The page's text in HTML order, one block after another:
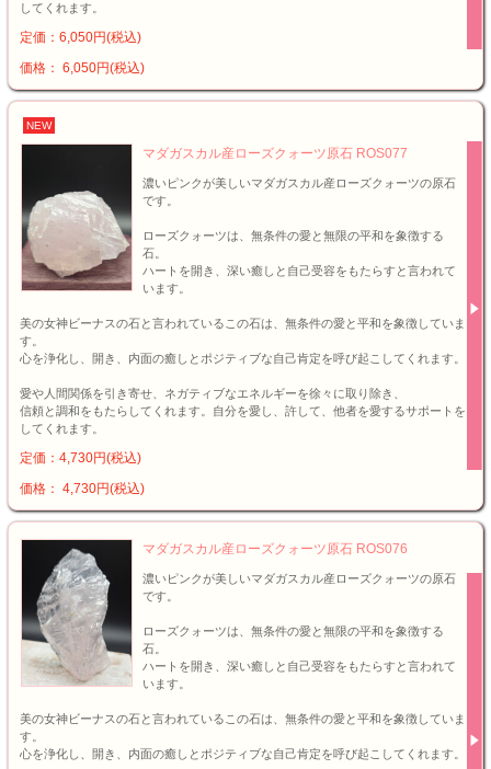
してくれます。
定価：6,050円(税込)
価格： 6,050円(税込)
NEW
マダガスカル産ローズクォーツ原石 ROS077
濃いピンクが美しいマダガスカル産ローズクォーツの原石
です。
ローズクォーツは、無条件の愛と無限の平和を象徴する
石。
ハートを開き、深い癒しと自己受容をもたらすと言われて
います。
美の女神ビーナスの石と言われているこの石は、無条件の愛と平和を象徴していま
す。
心を浄化し、開き、内面の癒しとポジティブな自己肯定を呼び起こしてくれます。
愛や人間関係を引き寄せ、ネガティブなエネルギーを徐々に取り除き、
信頼と調和をもたらしてくれます。自分を愛し、許して、他者を愛するサポートを
してくれます。
定価：4,730円(税込)
価格： 4,730円(税込)
マダガスカル産ローズクォーツ原石 ROS076
濃いピンクが美しいマダガスカル産ローズクォーツの原石
です。
ローズクォーツは、無条件の愛と無限の平和を象徴する
石。
ハートを開き、深い癒しと自己受容をもたらすと言われて
います。
美の女神ビーナスの石と言われているこの石は、無条件の愛と平和を象徴していま
す。
心を浄化し、開き、内面の癒しとポジティブな自己肯定を呼び起こしてくれます。